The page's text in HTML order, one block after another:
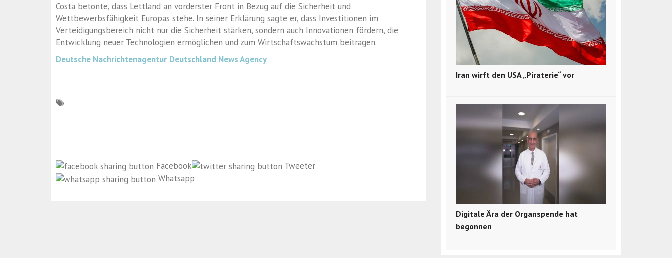
Costa betonte, dass Lettland an vorderster Front in Bezug auf die Sicherheit und
Wettbewerbsfähigkeit Europas stehe. In seiner Erklärung sagte er, dass Investitionen im
Verteidigungsbereich nicht nur die Sicherheit stärken, sondern auch Innovationen fördern, die
Entwicklung neuer Technologien ermöglichen und zum Wirtschaftswachstum beitragen.
Deutsche Nachrichtenagentur Deutschland News Agency
Facebook
Tweeter
Whatsapp
Iran wirft den USA „Piraterie“ vor
Digitale Ära der Organspende hat
begonnen